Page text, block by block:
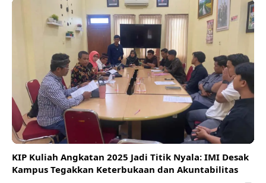
KIP Kuliah Angkatan 2025 Jadi Titik Nyala: IMI Desak
Kampus Tegakkan Keterbukaan dan Akuntabilitas